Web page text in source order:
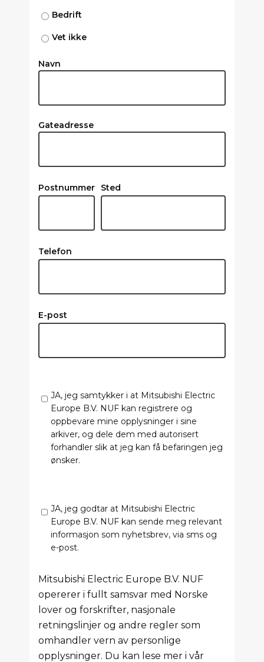
Bedrift
Vet ikke
Navn
Gateadresse
Postnummer Sted
Telefon
E-post
JA, jeg samtykker i at Mitsubishi Electric
Europe B.V. NUF kan registrere og
oppbevare mine opplysninger i sine
arkiver, og dele dem med autorisert
forhandler slik at jeg kan få befaringen jeg
ønsker.
JA, jeg godtar at Mitsubishi Electric
Europe B.V. NUF kan sende meg relevant
informasjon som nyhetsbrev, via sms og
e-post.
Mitsubishi Electric Europe B.V. NUF
opererer i fullt samsvar med Norske
lover og forskrifter, nasjonale
retningslinjer og andre regler som
omhandler vern av personlige
opplysninger. Du kan lese mer i vår